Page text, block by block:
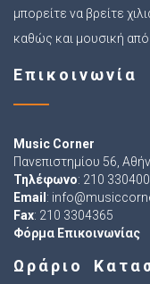
μπορείτε να βρείτε
καθώς και μουσική
Επικοινωνία
Music Corner
Πανεπιστημίου 56,
Τηλέφωνο: 210
Email :
Fax: 210 3304365
Φόρμα Επικοινωνίας
Ωράριο